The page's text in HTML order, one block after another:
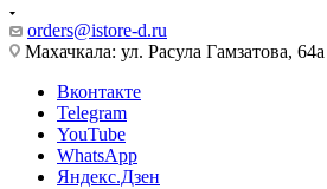
orders@istore-d.ru
Махачкала: ул. Расула Гамзатова, 64а
Вконтакте
Telegram
YouTube
WhatsApp
Яндекс.Дзен